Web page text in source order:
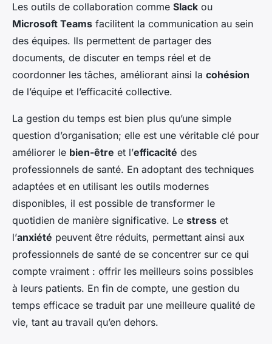
Les outils de collaboration comme Slack ou
Microsoft Teams facilitent la communication au sein
des équipes. Ils permettent de partager des
documents, de discuter en temps réel et de
coordonner les tâches, améliorant ainsi la cohésion
de l’équipe et l’efficacité collective.
La gestion du temps est bien plus qu’une simple
question d’organisation; elle est une véritable clé pour
améliorer le bien-être et l’efficacité des
professionnels de santé. En adoptant des techniques
adaptées et en utilisant les outils modernes
disponibles, il est possible de transformer le
quotidien de manière significative. Le stress et
l’anxiété peuvent être réduits, permettant ainsi aux
professionnels de santé de se concentrer sur ce qui
compte vraiment : offrir les meilleurs soins possibles
à leurs patients. En fin de compte, une gestion du
temps efficace se traduit par une meilleure qualité de
vie, tant au travail qu’en dehors.